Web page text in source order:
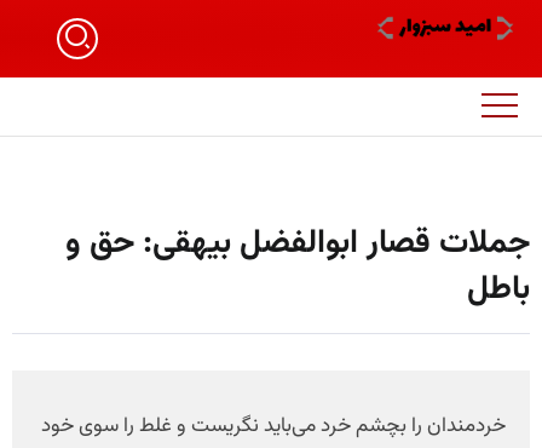
جملات قصار ابوالفضل بیهقی: حق و
باطل
خردمندان را بچشم خرد می‌باید نگریست و غلط را سوی خود